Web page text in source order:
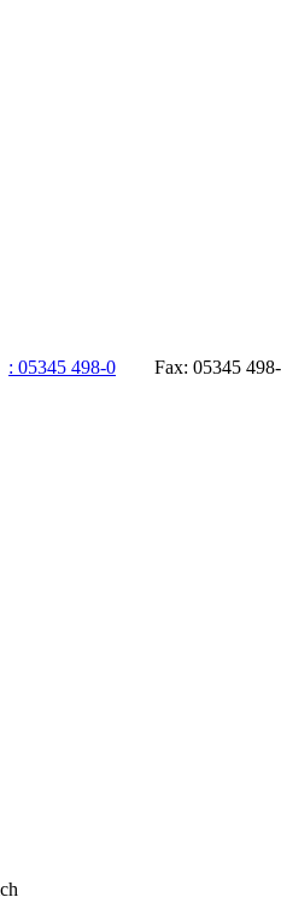
: 05345 498-0 Fax: 05345